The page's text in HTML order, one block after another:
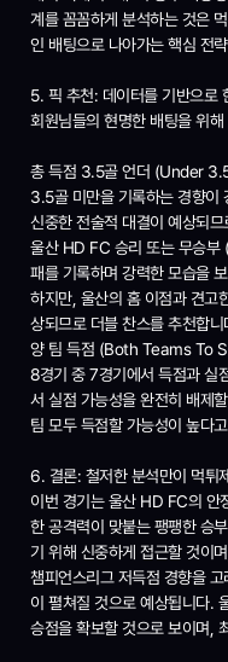
계를 꼼꼼하게 분석하는 것은
인 배팅으로 나아가는 핵심 전
5. 픽 추천: 데이터를 기반으로
회원님들의 현명한 배팅을 위
총 득점 3.5골 언더 (Under
3.5골 미만을 기록하는 경향이
신중한 전술적 대결이 예상되
울산 HD FC 승리 또는 무승부
패를 기록하며 강력한 모습을
하지만, 울산의 홈 이점과 견고
상되므로 더블 찬스를 추천합니
양 팀 득점 (Both Teams To
8경기 중 7경기에서 득점과 실
서 실점 가능성을 완전히 배제
팀 모두 득점할 가능성이 높다
6. 결론: 철저한 분석만이 먹튀
이번 경기는 울산 HD FC의 안
한 공격력이 맞붙는 팽팽한 승
기 위해 신중하게 접근할 것이
챔피언스리그 저득점 경향을
이 펼쳐질 것으로 예상됩니다.
승점을 확보할 것으로 보이며,